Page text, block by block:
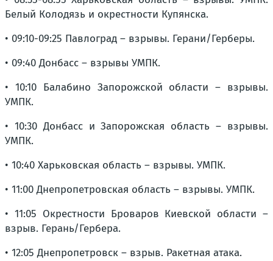
Белый Колодязь и окрестности Купянска.
• 09:10-09:25 Павлоград – взрывы. Герани/Герберы.
• 09:40 Донбасс – взрывы УМПК.
• 10:10 Балабино Запорожской области – взрывы.
УМПК.
• 10:30 Донбасс и Запорожская область – взрывы.
УМПК.
• 10:40 Харьковская область – взрывы. УМПК.
• 11:00 Днепропетровская область – взрывы. УМПК.
• 11:05 Окрестности Броваров Киевской области –
взрыв. Герань/Гербера.
• 12:05 Днепропетровск – взрыв. Ракетная атака.